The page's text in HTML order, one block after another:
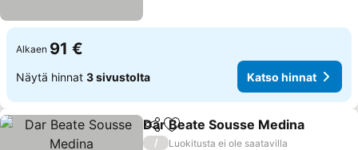
Alkaen 91 €
Näytä hinnat 3 sivustolta Katso hinnat
Jaa Lisää suosikkeihin
Dar Beate Sousse Medina
/
Luokitusta ei ole saatavilla